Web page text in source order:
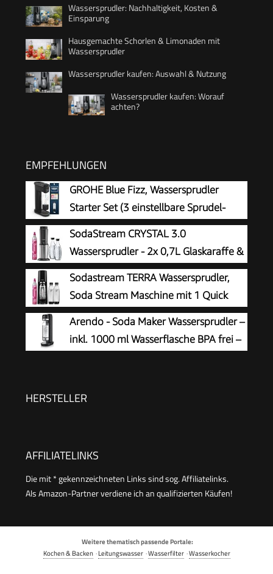
Wassersprudler: Nachhaltigkeit, Kosten &
Einsparung
Hausgemachte Schorlen & Limonaden mit
Wassersprudler
Wassersprudler kaufen: Auswahl & Nutzung
Wassersprudler kaufen: Worauf
achten?
EMPFEHLUNGEN
GROHE Blue Fizz, Wassersprudler
Starter Set (3 einstellbare Sprudel-
Stufen, ohne CO2 Flasche, 1x 0,85l
Wasserflasche + Reinigungspulver), schwarz,
31943K00
SodaStream CRYSTAL 3.0
Wassersprudler - 2x 0,7L Glaskaraffe &
CO2-Zylinder
Sodastream TERRA Wassersprudler,
Soda Stream Maschine mit 1 Quick
Connect 60L CO2-Zylinder, 2x 1L und
3x 1L spülmaschinengeeignete Kunststoff-
Sprudlerflaschen, Höhe 44 cm, Schwarz
Arendo - Soda Maker Wassersprudler –
inkl. 1000 ml Wasserflasche BPA frei –
HERSTELLER
AFFILIATELINKS
Die mit * gekennzeichneten Links sind sog. Affiliatelinks.
Als Amazon-Partner verdiene ich an qualifizierten Käufen!
Weitere thematisch passende Portale:
Kochen & Backen·Leitungswasser·Wasserfilter·Wasserkocher